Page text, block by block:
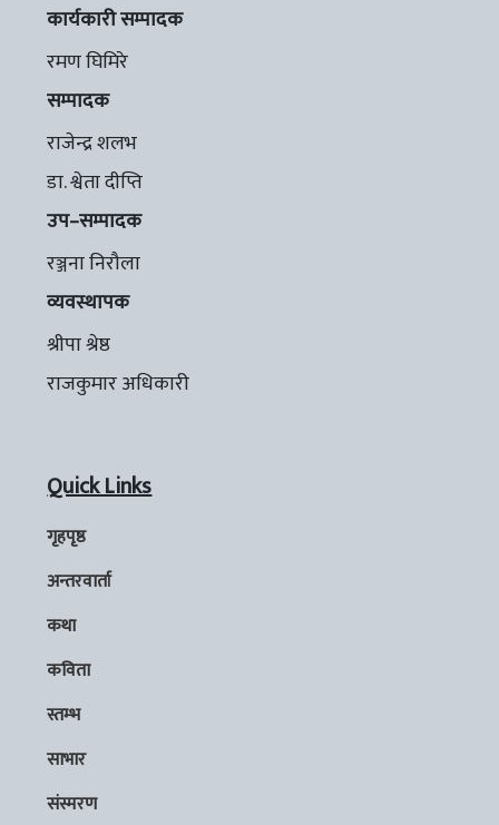
कार्यकारी सम्पादक
रमण घिमिरे
सम्पादक
राजेन्द्र शलभ
डा. श्वेता दीप्ति
उप–सम्पादक
रञ्जना निरौला
व्यवस्थापक
श्रीपा श्रेष्ठ
राजकुमार अधिकारी
Quick Links
गृहपृष्ठ
अन्तरवार्ता
कथा
कविता
स्तम्भ
साभार
संस्मरण